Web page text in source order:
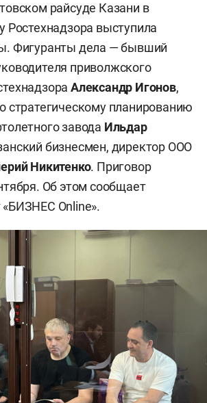
райсуде Казани в
Ростехнадзора выступила
Фигуранты дела — бывший
приволжского
Александр Игонов,
стратегическому планированию
завода Ильдар
бизнесмен, директор ООО
Никитенко. Приговор
Об этом сообщает
«БИЗНЕС Online».